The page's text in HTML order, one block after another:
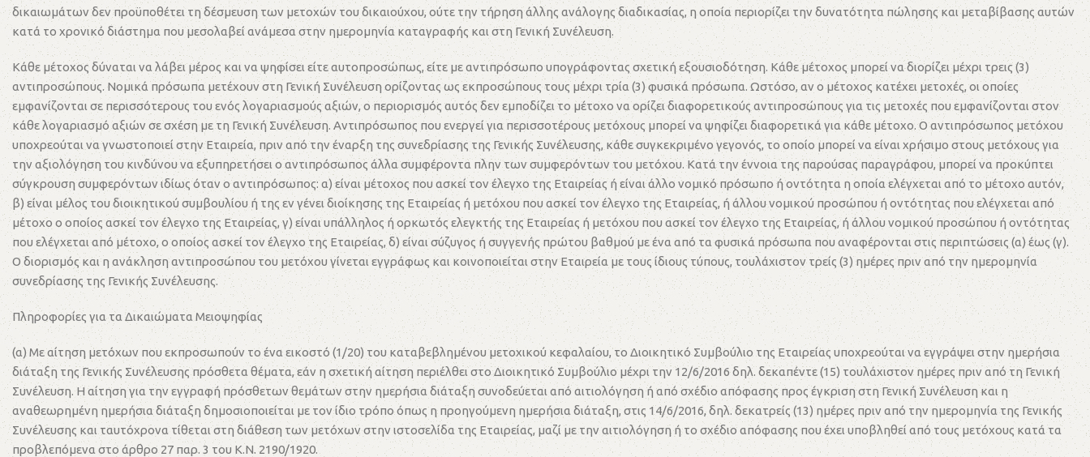
δικαιωμάτων δεν προϋποθέτει τη δέσμευση των μετοχών του δικαιούχου, ούτε την τήρηση άλλης ανάλογης διαδικασίας, η οποία περιορίζει την δυνατότητα πώλησης και μεταβίβασης αυτών
κατά το χρονικό διάστημα που μεσολαβεί ανάμεσα στην ημερομηνία καταγραφής και στη Γενική Συνέλευση.
Κάθε μέτοχος δύναται να λάβει μέρος και να ψηφίσει είτε αυτοπροσώπως, είτε με αντιπρόσωπο υπογράφοντας σχετική εξουσιοδότηση. Κάθε μέτοχος μπορεί να διορίζει μέχρι τρεις (3)
αντιπροσώπους. Νομικά πρόσωπα μετέχουν στη Γενική Συνέλευση ορίζοντας ως εκπροσώπους τους μέχρι τρία (3) φυσικά πρόσωπα. Ωστόσο, αν ο μέτοχος κατέχει μετοχές, οι οποίες
εμφανίζονται σε περισσότερους του ενός λογαριασμούς αξιών, ο περιορισμός αυτός δεν εμποδίζει το μέτοχο να ορίζει διαφορετικούς αντιπροσώπους για τις μετοχές που εμφανίζονται στον
κάθε λογαριασμό αξιών σε σχέση με τη Γενική Συνέλευση. Αντιπρόσωπος που ενεργεί για περισσοτέρους μετόχους μπορεί να ψηφίζει διαφορετικά για κάθε μέτοχο. Ο αντιπρόσωπος μετόχου
υποχρεούται να γνωστοποιεί στην Εταιρεία, πριν από την έναρξη της συνεδρίασης της Γενικής Συνέλευσης, κάθε συγκεκριμένο γεγονός, το οποίο μπορεί να είναι χρήσιμο στους μετόχους για
την αξιολόγηση του κινδύνου να εξυπηρετήσει ο αντιπρόσωπος άλλα συμφέροντα πλην των συμφερόντων του μετόχου. Κατά την έννοια της παρούσας παραγράφου, μπορεί να προκύπτει
σύγκρουση συμφερόντων ιδίως όταν ο αντιπρόσωπος: α) είναι μέτοχος που ασκεί τον έλεγχο της Εταιρείας ή είναι άλλο νομικό πρόσωπο ή οντότητα η οποία ελέγχεται από το μέτοχο αυτόν,
β) είναι μέλος του διοικητικού συμβουλίου ή της εν γένει διοίκησης της Εταιρείας ή μετόχου που ασκεί τον έλεγχο της Εταιρείας, ή άλλου νομικού προσώπου ή οντότητας που ελέγχεται από
μέτοχο ο οποίος ασκεί τον έλεγχο της Εταιρείας, γ) είναι υπάλληλος ή ορκωτός ελεγκτής της Εταιρείας ή μετόχου που ασκεί τον έλεγχο της Εταιρείας, ή άλλου νομικού προσώπου ή οντότητας
που ελέγχεται από μέτοχο, ο οποίος ασκεί τον έλεγχο της Εταιρείας, δ) είναι σύζυγος ή συγγενής πρώτου βαθμού με ένα από τα φυσικά πρόσωπα που αναφέρονται στις περιπτώσεις (α) έως (γ).
Ο διορισμός και η ανάκληση αντιπροσώπου του μετόχου γίνεται εγγράφως και κοινοποιείται στην Εταιρεία με τους ίδιους τύπους, τουλάχιστον τρείς (3) ημέρες πριν από την ημερομηνία
συνεδρίασης της Γενικής Συνέλευσης.
Πληροφορίες για τα Δικαιώματα Μειοψηφίας
(α) Με αίτηση μετόχων που εκπροσωπούν το ένα εικοστό (1/20) του καταβεβλημένου μετοχικού κεφαλαίου, το Διοικητικό Συμβούλιο της Εταιρείας υποχρεούται να εγγράψει στην ημερήσια
διάταξη της Γενικής Συνέλευσης πρόσθετα θέματα, εάν η σχετική αίτηση περιέλθει στο Διοικητικό Συμβούλιο μέχρι την 12/6/2016 δηλ. δεκαπέντε (15) τουλάχιστον ημέρες πριν από τη Γενική
Συνέλευση. Η αίτηση για την εγγραφή πρόσθετων θεμάτων στην ημερήσια διάταξη συνοδεύεται από αιτιολόγηση ή από σχέδιο απόφασης προς έγκριση στη Γενική Συνέλευση και η
αναθεωρημένη ημερήσια διάταξη δημοσιοποιείται με τον ίδιο τρόπο όπως η προηγούμενη ημερήσια διάταξη, στις 14/6/2016, δηλ. δεκατρείς (13) ημέρες πριν από την ημερομηνία της Γενικής
Συνέλευσης και ταυτόχρονα τίθεται στη διάθεση των μετόχων στην ιστοσελίδα της Εταιρείας, μαζί με την αιτιολόγηση ή το σχέδιο απόφασης που έχει υποβληθεί από τους μετόχους κατά τα
προβλεπόμενα στο άρθρο 27 παρ. 3 του Κ.Ν. 2190/1920.